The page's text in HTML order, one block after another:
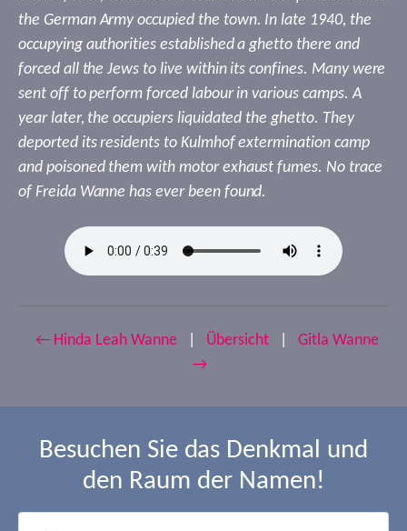
the German Army occupied the town. In late 1940, the
occupying authorities established a ghetto there and
forced all the Jews to live within its confines. Many were
sent off to perform forced labour in various camps. A
year later, the occupiers liquidated the ghetto. They
deported its residents to Kulmhof extermination camp
and poisoned them with motor exhaust fumes. No trace
of Freida Wanne has ever been found.
← Hinda Leah Wanne Übersicht
Gitla Wanne
→
Besuchen Sie das Denkmal und
den Raum der Namen!